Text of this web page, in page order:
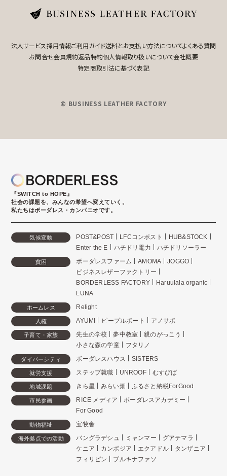
法人サービス採用情報ご利用ガイド送料とお支払い方法についてよくある質問
お問合せ会員規約返品特約個人情報取り扱いについて会社概要
特定商取引法に基づく表記
© BUSINESS LEATHER FACTORY
『SWITCH to HOPE』
社会の課題を、みんなの希望へ変えていく。
私たちはボーダレス・カンパニオです。
気候変動 POST&POST LFCコンポスト
HUB&STOCK
Enter the E
ハチドリ電力 ハチドリソーラー
貧困 ボーダレスファーム AMOMA
JOGGO
ビジネスレザーファクトリー
BORDERLESS FACTORY
Haruulala organic
LUNA
ホームレス Relight
人権 AYUMI ピープルポート アノサポ
子育て・家族 先生の学校 夢中教室
親のがっこう
小さな森の学童
フタリノ
ダイバーシティ ボーダレスハウス SISTERS
就労支援 ステップ就職 UNROOF むすびば
地域課題 きら星 みらい畑 ふるさと納税ForGood
市民参画 RICE メディア
ボーダレスアカデミー
For Good
動物福祉 宝牧舎
海外拠点での活動 バングラデシュ ミャンマー
グアテマラ
ケニア
カンボジア エクアドル
タンザニア
フィリピン
ブルキナファソ